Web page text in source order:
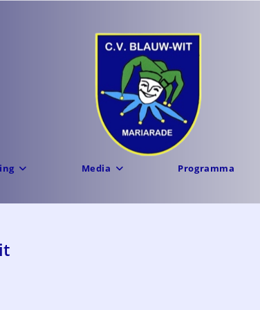
Media Programma